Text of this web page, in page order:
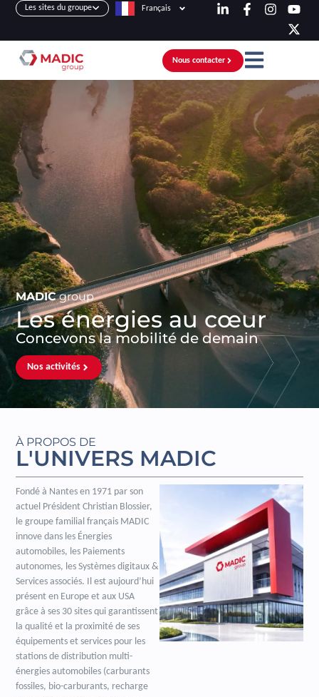
Les sites du groupe Français
Nous contacter
MADIC group
Les énergies au cœur
Concevons la mobilité de demain
Nos activités
À PROPOS DE
L'UNIVERS MADIC
Fondé à Nantes en 1971 par son
actuel Président Christian Blossier,
le groupe familial français MADIC
innove dans les Énergies
automobiles, les Paiements
autonomes, les Systèmes digitaux &
Services associés. Il est aujourd’hui
présent en Europe et aux USA
grâce à ses 30 sites qui garantissent
la qualité et la proximité de ses
équipements et services pour les
stations de distribution multi-
énergies automobiles (carburants
fossiles, bio-carburants, recharge